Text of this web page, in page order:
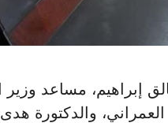
الخالق إبراهيم، مساعد
العمراني، والدكتورة